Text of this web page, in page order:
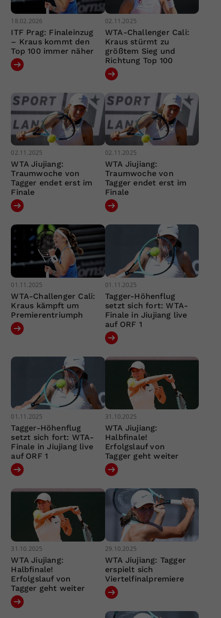
18.02.2026
ITF Prag: Finaleinzug
– Kraus kommt den
Top 100 immer näher
02.11.2025
WTA-Challenger Cali:
Kraus stürmt zu
größtem Sieg und
Richtung Top 100
02.11.2025
WTA Jiujiang:
Traumwoche von
Tagger endet erst im
Finale
02.11.2025
WTA Jiujiang:
Traumwoche von
Tagger endet erst im
Finale
01.11.2025
WTA-Challenger Cali:
Kraus kämpft um
Premierentriumph
01.11.2025
Tagger-Höhenflug
setzt sich fort: WTA-
Finale in Jiujiang live
auf ORF 1
01.11.2025
Tagger-Höhenflug
setzt sich fort: WTA-
Finale in Jiujiang live
auf ORF 1
31.10.2025
WTA Jiujiang:
Halbfinale!
Erfolgslauf von
Tagger geht weiter
31.10.2025
WTA Jiujiang:
Halbfinale!
Erfolgslauf von
Tagger geht weiter
29.10.2025
WTA Jiujiang: Tagger
erspielt sich
Viertelfinalpremiere